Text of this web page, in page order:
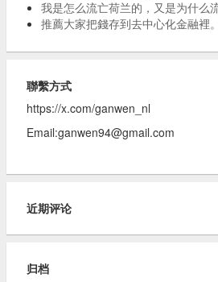
我是怎么流亡荷兰的，又是为什么
推薦大家把錢存到去中心化金融裡。
聯繫方式
https://x.com/ganwen_nl
Email:ganwen94@gmail.com
近期评论
归档